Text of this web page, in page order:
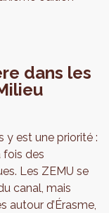
dans les
y est une priorité :
fois des
Les ZEMU se
canal, mais
autour d’Érasme,